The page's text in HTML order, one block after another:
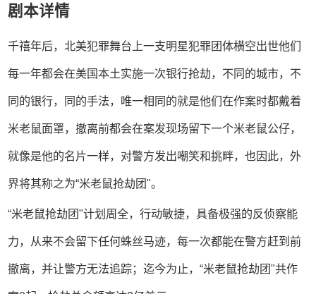
剧本详情
千禧年后，北美犯罪舞台上一支明星犯罪团体横空出世他们
每一年都会在美国本土实施一次银行抢劫，不同的城市，不
同的银行，同的手法，唯一相同的就是他们在作案时都戴着
米老鼠面罩，撤离前都会在案发现场留下一个米老鼠公仔，
就像是他的名片一样，对警方发出嘲笑和挑畔，也因此，外
界将其称之为“米老鼠抢劫团"。
“米老鼠抢劫团"计划周全，行动敏捷，具备极强的反侦察能
力，从来不会留下任何蛛丝马迹，每一次都能在警方赶到前
撤离，并让警方无法追踪；迄今为止，“米老鼠抢劫团"共作